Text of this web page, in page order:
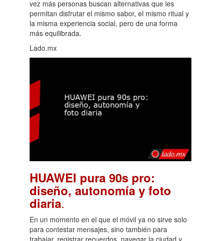
vez más personas buscan alternativas que les
permitan disfrutar el mismo sabor, el mismo ritual y
la misma experiencia social, pero de una forma
más equilibrada.
Lado.mx
HUAWEI pura 90s pro:
diseño, autonomía y foto
diaria.
En un momento en el que el móvil ya no sirve solo
para contestar mensajes, sino también para